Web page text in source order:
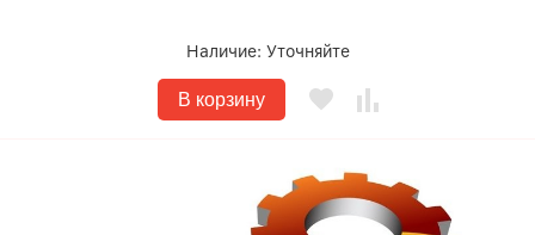
Наличие: Уточняйте
В корзину